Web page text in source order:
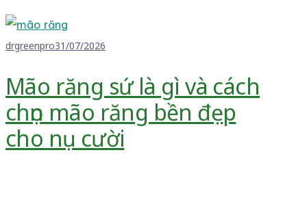
drgreenpro31/07/2026
Mão răng sứ là gì và cách
chọn mão răng bền đẹp
cho nụ cười